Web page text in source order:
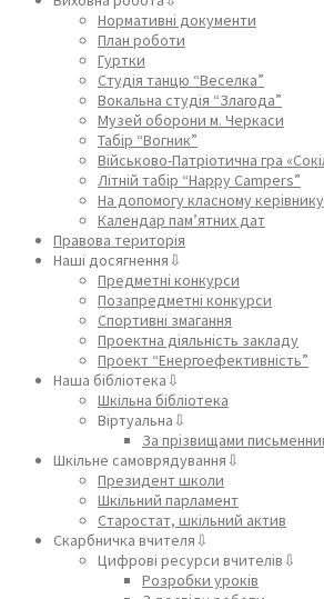
Нормативні документи
План роботи
Гуртки
Студія танцю “Веселка”
Вокальна студія “Злагода”
Музей оборони м. Черкаси
Табір “Вогник”
Військово-Патріотична гра
Літній табір “Happy Campers”
На допомогу класному керівнику
Календар пам’ятних дат
Правова територія
Наші досягнення⇩
Предметні конкурси
Позапредметні конкурси
Спортивні змагання
Проектна діяльність закладу
Проект “Енергоефективність”
Наша бібліотека⇩
Шкільна бібліотека
Віртуальна⇩
За прізвищами
Шкільне самоврядування⇩
Президент школи
Шкільний парламент
Старостат, шкільний актив
Скарбничка вчителя⇩
Цифрові ресурси вчителів⇩
Розробки уроків